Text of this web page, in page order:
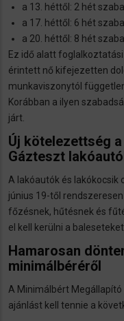
a 13. héttől: 2 hét
a 17. héttől: 6 hét
a 20. héttől: 8 hét
Ez idő alatt
érintett nő kifejezetten
munkaviszonytól
Korábban a ilyen
járt.
Új kötelezettség
Gázteszt
A lakóautók és
június 19-től
főzésnek, hűtésnek és
el kell kerülni a baleseteket.
Hamarosan
minimálbéréről
A Minimálbért
ajánlást kell tennie a